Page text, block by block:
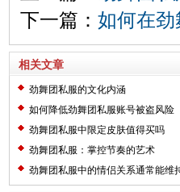
下一篇： 如何在
相关文章
劲舞团私服的文化内涵
如何降低劲舞团私服账号被盗风险
劲舞团私服中限定皮肤值得买吗
劲舞团私服：掌控节奏的艺术
劲舞团私服中的情侣关系通常能维